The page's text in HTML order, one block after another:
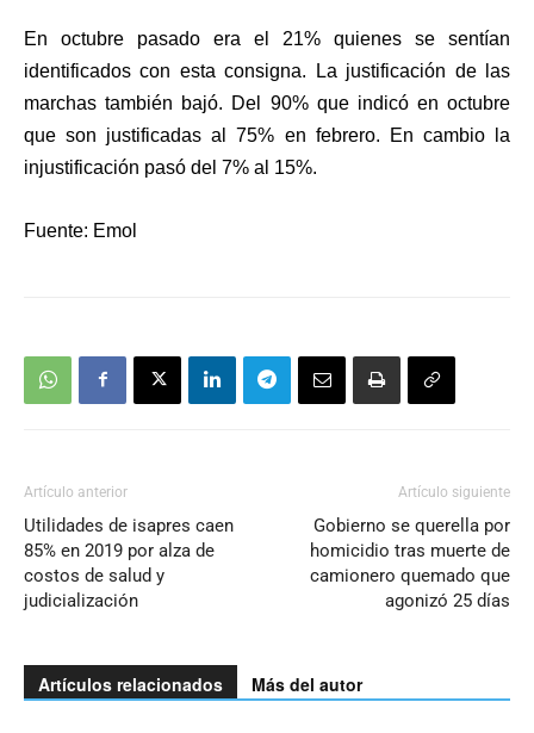
En octubre pasado era el 21% quienes se sentían
identificados con esta consigna. La justificación de las
marchas también bajó. Del 90% que indicó en octubre
que son justificadas al 75% en febrero. En cambio la
injustificación pasó del 7% al 15%.
Fuente: Emol
Artículo anterior
Utilidades de isapres caen
85% en 2019 por alza de
costos de salud y
judicialización
Artículo siguiente
Gobierno se querella por
homicidio tras muerte de
camionero quemado que
agonizó 25 días
Artículos relacionados Más del autor